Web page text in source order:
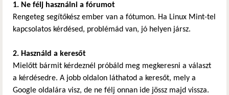
1. Ne félj használni a fórumot
Rengeteg segítőkész ember van a fótumon. Ha Linux Mint-tel
kapcsolatos kérdésed, problémád van, jó helyen jársz.
2. Használd a keresőt
Mielőtt bármit kérdeznél próbáld meg megkeresni a választ
a kérdésedre. A jobb oldalon láthatod a keresőt, mely a
Google oldalára visz, de ne félj onnan ide jössz majd vissza.